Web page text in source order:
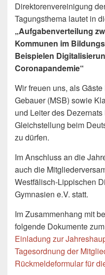
Direktorenvereinigung
Tagungsthema lautet in
„Aufgabenverteilung
Kommunen im
Beispielen
Coronapandemie“
Wir freuen uns, als
Gebauer (MSB) sowie
und Leiter des
Gleichstellung beim
zu dürfen.
Im Anschluss an die
auch die
Westfälisch-Lippischen
Gymnasien e.V. statt.
Im Zusammenhang mit
folgende Dokumente
Einladung zur
Tagesordnung der
Rückmeldeformular für